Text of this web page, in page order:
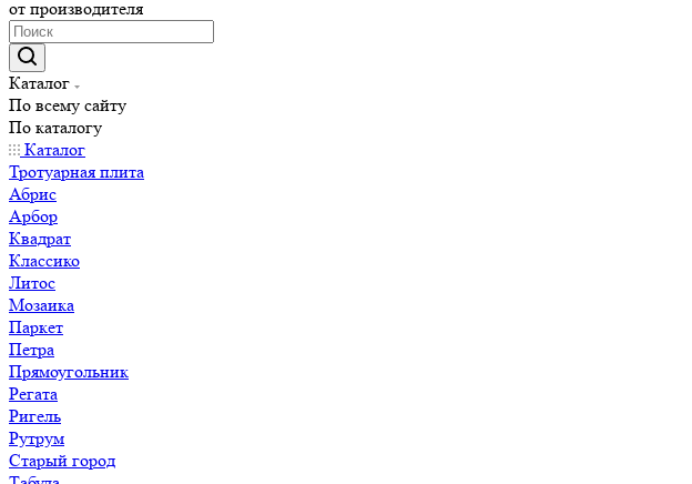
от производителя
Каталог
По всему сайту
По каталогу
Каталог
Тротуарная плита
Абрис
Арбор
Квадрат
Классико
Литос
Мозаика
Паркет
Петра
Прямоугольник
Регата
Ригель
Рутрум
Старый город